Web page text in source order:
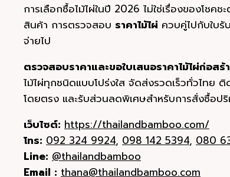
การเลือกซื้อไม้ไผ่ในปี 2026 ไม่ใช่เรื่องของโช
สินค้า การตรวจสอบ ราคาไม้ไผ่ ควบคู่ไปกับใบรั
จ่ายไป
ตรวจสอบราคาและขอใบเสนอราคาไม้ไผ่ก่อสร้
ไม้ไผ่ทุกชนิดแบบโปร่งใส จัดส่งรวดเร็วทั่วไทย
โดยตรง และรับส่วนลดพิเศษสำหรับการสั่งซื้อ
เว็บไซต์: https://thailandbamboo.com/
โทร: 092 324 9924, 098 142 5394, 080
Line: @thailandbamboo
Email : thana@thailandbamboo.com